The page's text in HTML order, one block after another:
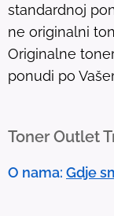
standardnoj
ne originalni
Originalne
ponudi po
Toner Outlet
O nama: Gdje